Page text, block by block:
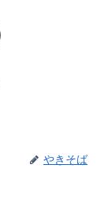
やきそば